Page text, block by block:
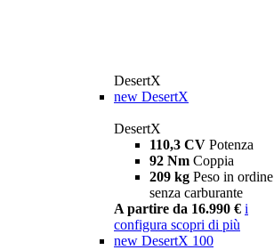
DesertX
new DesertX
DesertX
110,3 CV Potenza
92 Nm Coppia
209 kg Peso in
senza carburante
A partire da 16.990 € i
configura scopri di più
new DesertX 100